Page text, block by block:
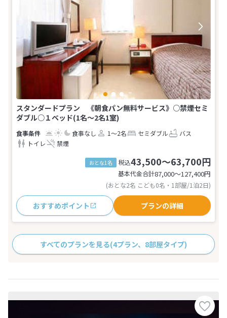
スタンダードプラン 《朝食パン無料サービス》○禁煙セミ
ダブル○１ベッド(1名～2名1室)
食事なし 1～2名 セミダブル
バス
トイレ
禁煙
おとな1名 税込43,500～63,700円
基本代金合計87,000〜127,400円
(おとな2名 こども0名・1部屋/1泊2日)
おすすめポイント プランの詳細
すべてのプランを見る(4プラン、8部屋タイプ)